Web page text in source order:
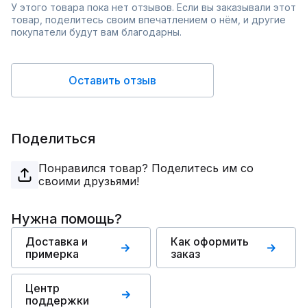
У этого товара пока нет отзывов. Если вы заказывали этот
товар, поделитесь своим впечатлением о нём, и другие
покупатели будут вам благодарны.
Оставить отзыв
Поделиться
Понравился товар? Поделитесь им со
своими друзьями!
Нужна помощь?
Доставка и
примерка
Как оформить
заказ
Центр
поддержки